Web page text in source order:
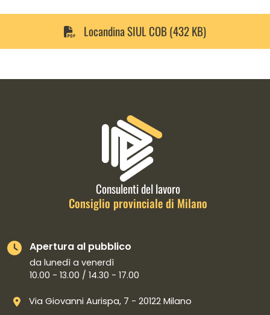
Locandina SIUL COB (432 KB)
Informazioni di contatto e link
Consulenti del lavoro
Consiglio provinciale di Milano
Apertura al pubblico
da lunedì a venerdì
10.00 - 13.00 / 14.30 - 17.00
Via Giovanni Aurispa, 7 - 20122 Milano